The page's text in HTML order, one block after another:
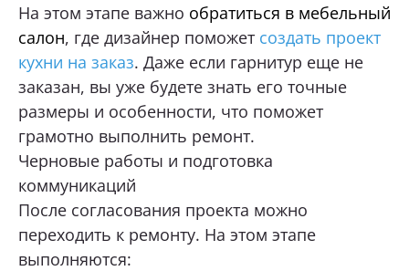
На этом этапе важно обратиться в мебельный
салон, где дизайнер поможет создать проект
кухни на заказ. Даже если гарнитур еще не
заказан, вы уже будете знать его точные
размеры и особенности, что поможет
грамотно выполнить ремонт.
Черновые работы и подготовка
коммуникаций
После согласования проекта можно
переходить к ремонту. На этом этапе
выполняются: